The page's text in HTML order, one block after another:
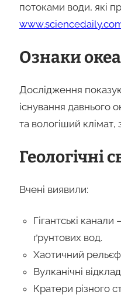
потоками води, які
Ознаки
Дослідження
існування давнього
та вологіший клімат,
Геологічні
Вчені виявили:
Гігантські
ґрунтових вод.
Хаотичний рельєф
Вулканічні
Кратери різного